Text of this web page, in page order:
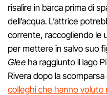
risalire in barca prima di
dell’acqua. L’attrice
corrente, raccogliendo le
per mettere in salvo suo
Gleeha raggiunto il lago
Rivera dopo la
colleghi che hanno voluto